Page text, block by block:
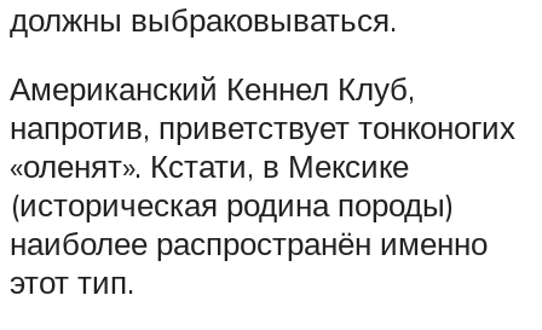
должны выбраковываться.
Американский Кеннел Клуб,
напротив, приветствует тонконогих
«оленят». Кстати, в Мексике
(историческая родина породы)
наиболее распространён именно
этот тип.